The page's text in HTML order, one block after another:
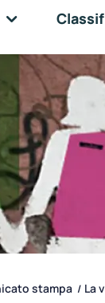
stampa / La